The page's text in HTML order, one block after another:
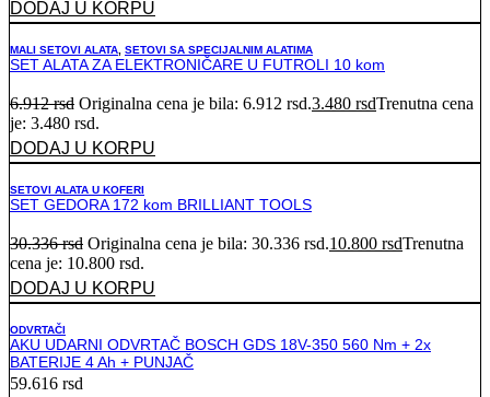
DODAJ U KORPU
MALI SETOVI ALATA SETOVI SA SPECIJALNIM ALATIMA
SET ALATA ZA ELEKTRONIČARE U FUTROLI 10 kom
6.912rsd Originalna cena je bila: 6.912 rsd.3.480 rsdTrenutna cena
je: 3.480 rsd.
DODAJ U KORPU
SETOVI ALATA U KOFERI
SET GEDORA 172 kom BRILLIANT TOOLS
30.336rsd Originalna cena je bila: 30.336 rsd.10.800 rsdTrenutna
cena je: 10.800 rsd.
DODAJ U KORPU
ODVRTAČI
AKU UDARNI ODVRTAČ BOSCH GDS 18V-350 560 Nm + 2x
BATERIJE 4 Ah + PUNJAČ
59.616 rsd